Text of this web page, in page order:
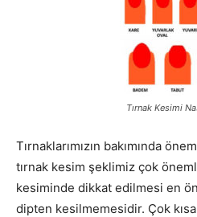
Tırnak Kesimi
Tırnaklarımızın bakımında
tırnak kesim şeklimiz çok
kesiminde dikkat edilmesi en
dipten kesilmemesidir. Çok kısa